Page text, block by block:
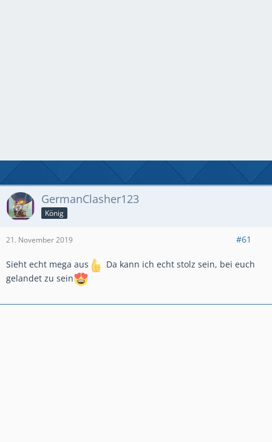
GermanClasher123
König
21. November 2019 #61
Sieht echt mega aus
Da kann ich echt stolz sein, bei euch
gelandet zu sein